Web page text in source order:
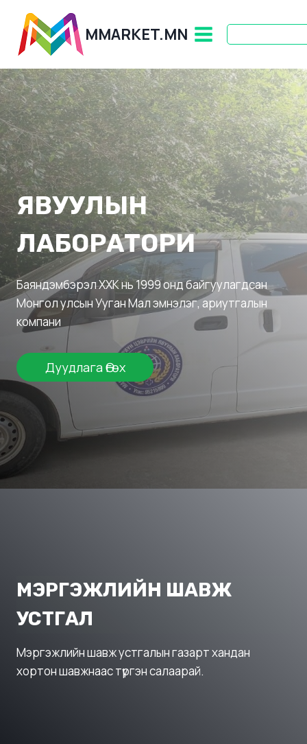
content
MMARKET.MN
ЯВУУЛЫН
ЛАБОРАТОРИ
Баяндэмбэрэл ХХК нь 1999 онд байгуулагдсан
Монгол улсын Ууган Мал эмнэлэг, ариутгалын
компани
Дуудлага Өгөх
МЭРГЭЖЛИЙН ШАВЖ
УСТГАЛ
Мэргэжлийн шавж устгалын газарт хандан
хортон шавжнаас түргэн салаарай.